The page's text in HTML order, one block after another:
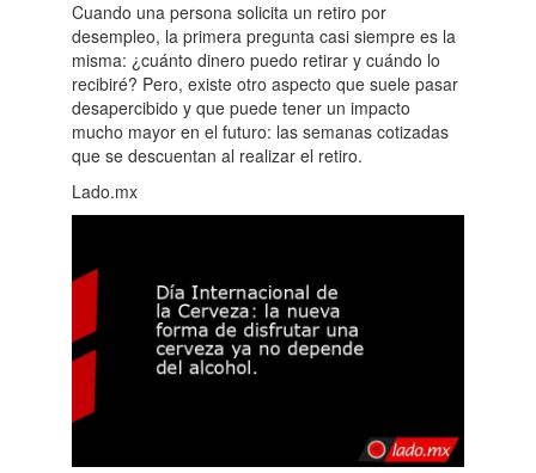
Cuando una persona solicita un retiro por
desempleo, la primera pregunta casi siempre es la
misma: ¿cuánto dinero puedo retirar y cuándo lo
recibiré? Pero, existe otro aspecto que suele pasar
desapercibido y que puede tener un impacto
mucho mayor en el futuro: las semanas cotizadas
que se descuentan al realizar el retiro.
Lado.mx